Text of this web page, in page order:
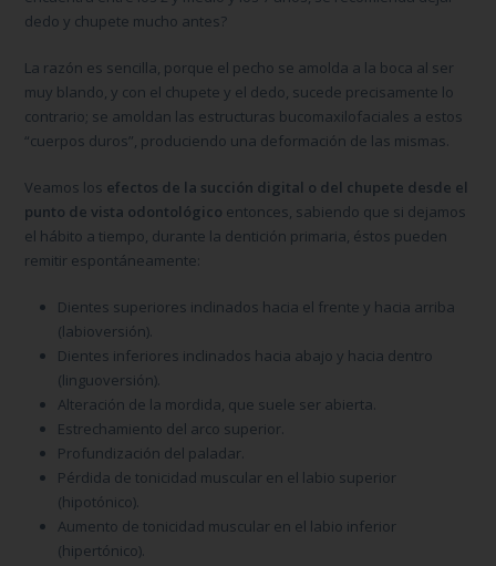
dedo y chupete mucho antes?
La razón es sencilla, porque el pecho se amolda a la boca al ser
muy blando, y con el chupete y el dedo, sucede precisamente lo
contrario; se amoldan las estructuras bucomaxilofaciales a estos
“cuerpos duros”, produciendo una deformación de las mismas.
Veamos los efectos de la succión digital o del chupete desde el
punto de vista odontológico entonces, sabiendo que si dejamos
el hábito a tiempo, durante la dentición primaria, éstos pueden
remitir espontáneamente:
Dientes superiores inclinados hacia el frente y hacia arriba
(labioversión).
Dientes inferiores inclinados hacia abajo y hacia dentro
(linguoversión).
Alteración de la mordida, que suele ser abierta.
Estrechamiento del arco superior.
Profundización del paladar.
Pérdida de tonicidad muscular en el labio superior
(hipotónico).
Aumento de tonicidad muscular en el labio inferior
(hipertónico).